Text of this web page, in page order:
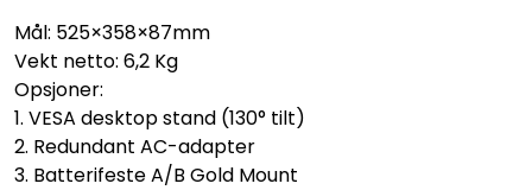
Mål: 525×358×87mm
Vekt netto: 6,2 Kg
Opsjoner:
1. VESA desktop stand (130° tilt)
2. Redundant AC-adapter
3. Batterifeste A/B Gold Mount